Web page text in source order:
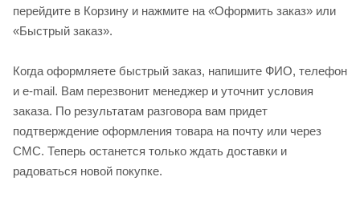
перейдите в Корзину и нажмите на «Оформить заказ» или
«Быстрый заказ».
Когда оформляете быстрый заказ, напишите ФИО, телефон
и e-mail. Вам перезвонит менеджер и уточнит условия
заказа. По результатам разговора вам придет
подтверждение оформления товара на почту или через
СМС. Теперь останется только ждать доставки и
радоваться новой покупке.